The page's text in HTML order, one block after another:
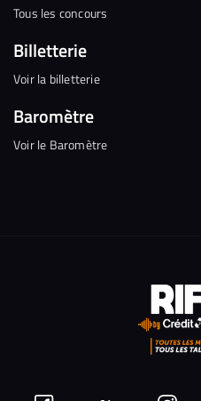
Tous les concours
Billetterie
Voir la billetterie
Baromètre
Voir le Baromètre